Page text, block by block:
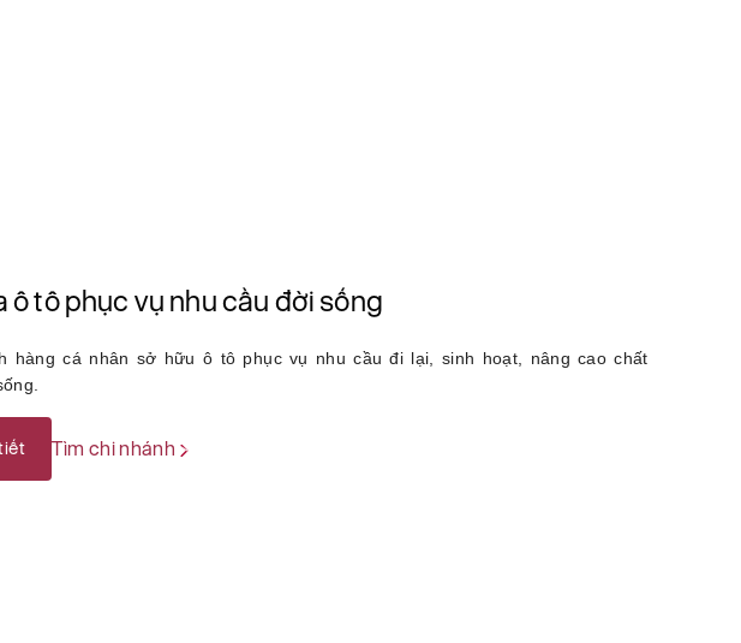
ô tô phục vụ nhu cầu đời sống
hàng cá nhân sở hữu ô tô phục vụ nhu cầu đi lại, sinh hoạt, nâng cao chất
Tìm chi nhánh